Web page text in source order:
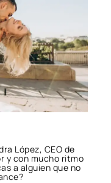
López, CEO de
y con mucho ritmo
a alguien que no